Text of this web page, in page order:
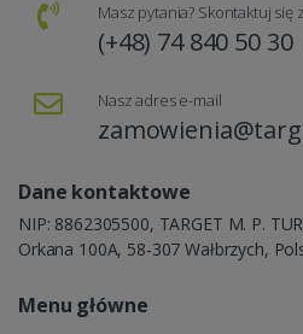
Masz pytania? Skontaktuj się
(+48) 74 840 50 30
Nasz adres e-mail
Dane kontaktowe
NIP: 8862305500, TARGET M. P.
Orkana 100A, 58-307 Wałbrzych,
Menu główne